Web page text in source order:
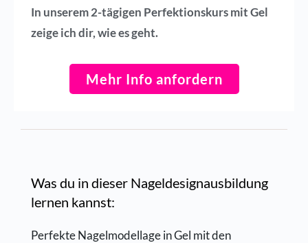
In unserem 2-tägigen Perfektionskurs mit Gel
zeige ich dir, wie es geht.
Mehr Info anfordern
Was du in dieser Nageldesignausbildung
lernen kannst:
Perfekte Nagelmodellage in Gel mit den